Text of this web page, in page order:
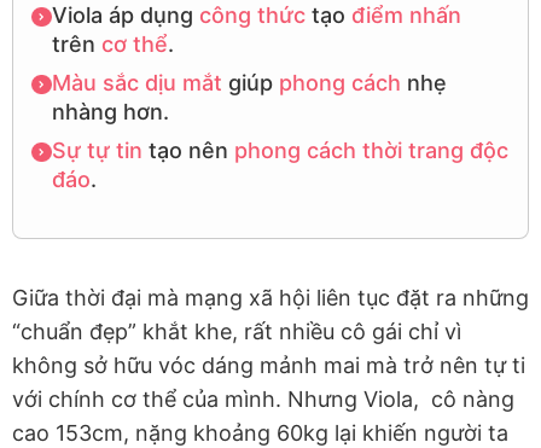
Viola áp dụng công thứctạo điểm nhấn
trên cơ thể.
Màu sắc dịu mắt giúp phong cách nhẹ
nhàng hơn.
Sự tự tin tạo nên phong cách thời trang độc
đáo.
Giữa thời đại mà mạng xã hội liên tục đặt ra những
“chuẩn đẹp” khắt khe, rất nhiều cô gái chỉ vì
không sở hữu vóc dáng mảnh mai mà trở nên tự ti
với chính cơ thể của mình. Nhưng Viola, cô nàng
cao 153cm, nặng khoảng 60kg lại khiến người ta